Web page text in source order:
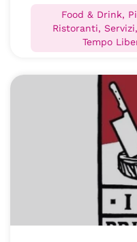
Food & Drink,
Ristoranti,
Tempo